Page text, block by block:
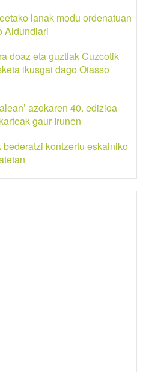
lanak modu ordenatuan
Aldundiari
doaz eta guztiak Cuzcotik
ikusgai dago Oiasso
azokaren 40. edizioa
gaur Irunen
kontzertu eskainiko